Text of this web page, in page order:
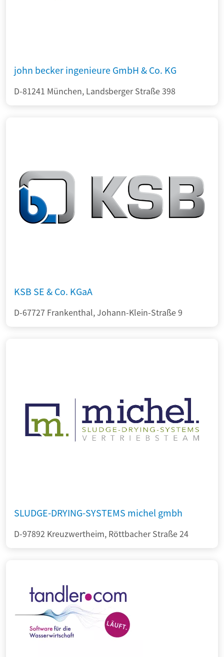
john becker ingenieure GmbH & Co. KG
D-81241 München, Landsberger Straße 398
KSB SE & Co. KGaA
D-67727 Frankenthal, Johann-Klein-Straße 9
SLUDGE-DRYING-SYSTEMS michel gmbh
D-97892 Kreuzwertheim, Röttbacher Straße 24